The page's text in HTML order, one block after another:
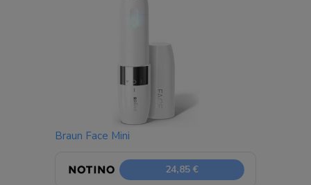
Braun Face Mini
24,85 €